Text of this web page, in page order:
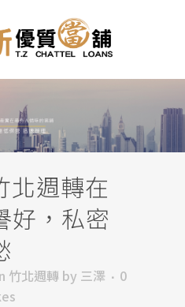
北週轉在
好，私密
竹北週轉 by 三澤
0